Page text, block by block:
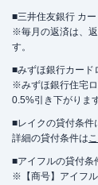
■三井住友銀行 カ
※毎月の返済は、
す。
■みずほ銀行カード
※みずほ銀行住宅
0.5%引き下がりま
■レイクの貸付条件
詳細の貸付条件は
■アイフルの貸付条
※【商号】アイフ